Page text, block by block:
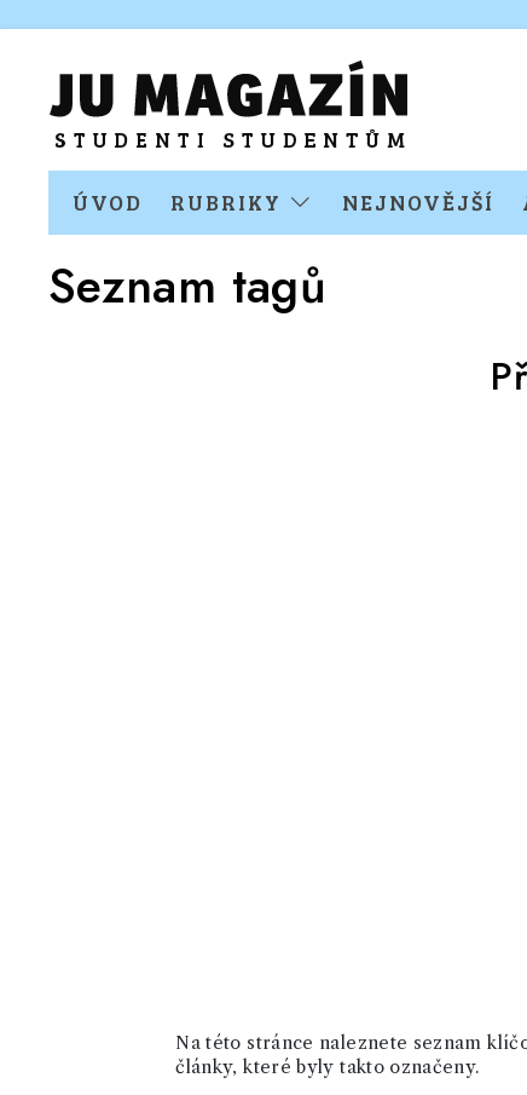
ÚVOD RUBRIKY NEJNOVĚJŠÍ
Seznam tagů
Na této stránce naleznete seznam
články, které byly takto označeny.